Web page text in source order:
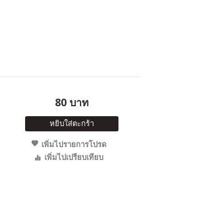
80 บาท
หยิบใส่ตะกร้า
เพิ่มไปรายการโปรด
เพิ่มไปเปรียบเทียบ